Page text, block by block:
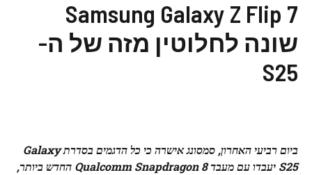
Samsung Galaxy Z Flip 7
שונה לחלוטין מזה של ה-
S25
ביום רביעי האחרון, סמסונג אישרה כי כל הדגמים בסדרת Galaxy
S25 יעבדו עם מעבד Qualcomm Snapdragon 8 החדש ביותר,